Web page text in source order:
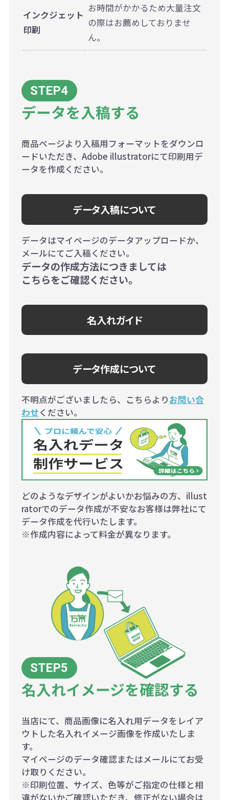
インクジェット
印刷
お時間がかかるため大量注文
の際はお薦めしておりませ
ん。
データを入稿する
商品ページより入稿用フォーマットをダウンロ
ードいただき、Adobe illustratorにて印刷用デ
ータを作成ください。
データ入稿について
データはマイページのデータアップロードか、
メールにてご入稿ください。
データの作成方法につきましては
こちらをご確認ください。
名入れガイド
データ作成について
不明点がございましたら、こちらよりお問い合
わせください。
どのようなデザインがよいかお悩みの方、illust
ratorでのデータ作成が不安なお客様は弊社にて
データ作成を代行いたします。
※作成内容によって料金が異なります。
名入れイメージを確認する
当店にて、商品画像に名入れ用データをレイア
ウトした名入れイメージ画像を作成いたしま
す。
マイページのデータ確認またはメールにてお受
け取りください。
※印刷位置、サイズ、色等がご指定の仕様と相